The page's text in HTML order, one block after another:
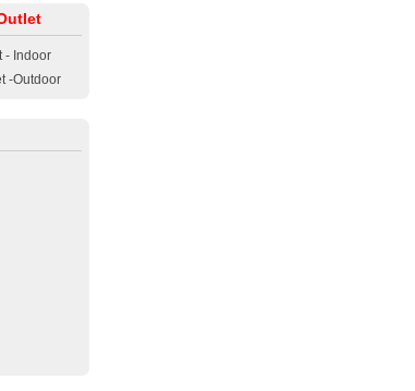
- Indoor
-Outdoor